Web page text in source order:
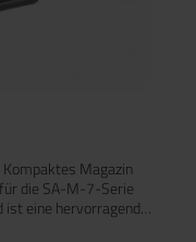
Magazin
die SA-M-7-Serie
eine hervorragende